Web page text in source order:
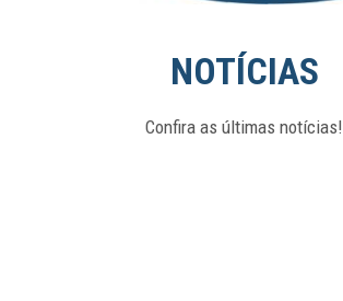
NOTÍCIAS
Confira as últimas notícias!